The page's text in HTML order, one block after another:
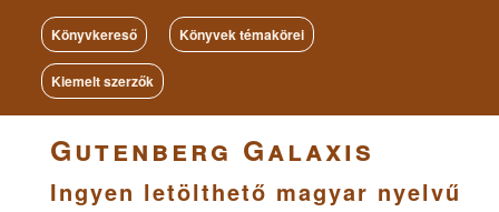
Könyvkereső Könyvek témakörei
Kiemelt szerzők
Gutenberg Galaxis
Ingyen letölthető magyar nyelvű